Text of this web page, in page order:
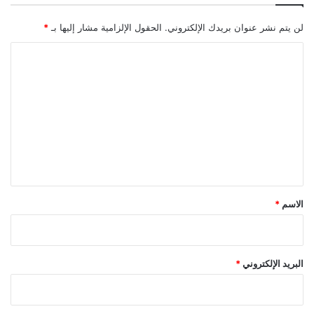
لن يتم نشر عنوان بريدك الإلكتروني. الحقول الإلزامية مشار إليها بـ *
*
الاسم *
البريد الإلكتروني*